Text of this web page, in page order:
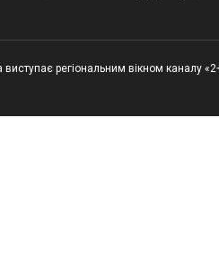
регіональним вікном каналу